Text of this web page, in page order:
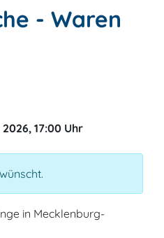
- Waren
17:00 Uhr
in Mecklenburg-